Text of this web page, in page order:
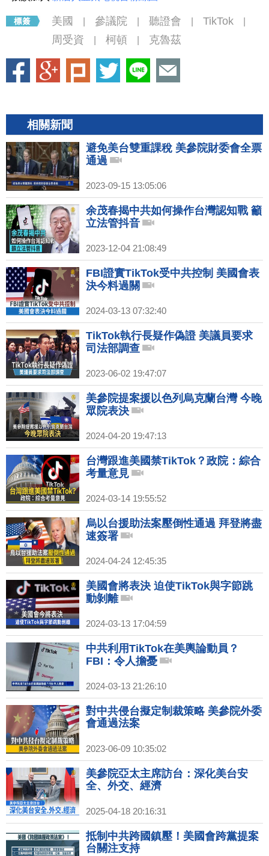
美國 參議院 聽證會 TikTok
周受資 柯頓 克魯茲
相關新聞
避免美台雙重課稅 美參院財委會全票
通過
2023-09-15 13:05:06
余茂春揭中共如何操作台灣認知戰 籲
立法管抖音
2023-12-04 21:08:49
FBI證實TikTok受中共控制 美國會表
決今料過關
2024-03-13 07:32:40
TikTok執行長疑作偽證 美議員要求
司法部調查
2023-06-02 19:47:07
美參院提案援以色列烏克蘭台灣 今晚
眾院表決
2024-04-20 19:47:13
台灣跟進美國禁TikTok？政院：綜合
考量意見
2024-03-14 19:55:52
烏以台援助法案壓倒性通過 拜登將盡
速簽署
2024-04-24 12:45:35
美國會將表決 迫使TikTok與字節跳
動剝離
2024-03-13 17:04:59
中共利用TikTok在美輿論動員？
FBI：令人擔憂
2024-03-13 21:26:10
對中共侵台擬定制裁策略 美參院外委
會通過法案
2023-06-09 10:35:02
美參院亞太主席訪台：深化美台安
全、外交、經濟
2025-04-18 20:16:31
抵制中共跨國鎮壓！美國會跨黨提案
台關注支持